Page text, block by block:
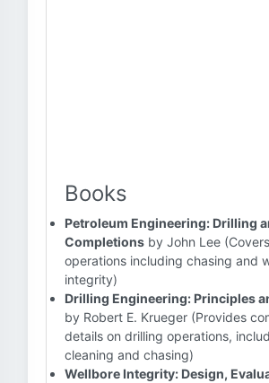
Books
Petroleum Engineering: Drilling
Completions by John Lee
operations including chasing and
integrity)
Drilling Engineering: Principles
by Robert E. Krueger (Provides
details on drilling operations,
cleaning and chasing)
Wellbore Integrity: Design,